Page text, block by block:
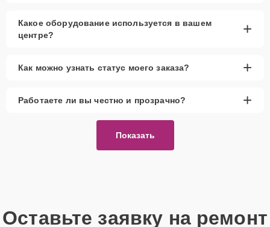
Какое оборудование используется в вашем
центре?
+
Как можно узнать статус моего заказа? +
Работаете ли вы честно и прозрачно? +
Показать
Оставьте заявку на ремонт